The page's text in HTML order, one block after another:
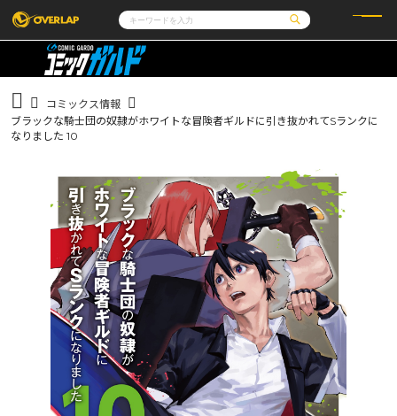
コミック
コミッククリエ
LiQulle
ラブパルフェ
ライトノベル
その他
コミックエッセイ
ポケットモンスター
通販・NEWS
会社概要
採用情報
アクセス
オーバーラップホールディングス
お問い合わせはこちら
オーバーラップ文庫
オーバーラップノベルス
オーバーラップノベルスf
コミックス情報
ブラックな騎士団の奴隷がホワイトな冒険者ギルドに引き抜かれてSランクに
なりました 10